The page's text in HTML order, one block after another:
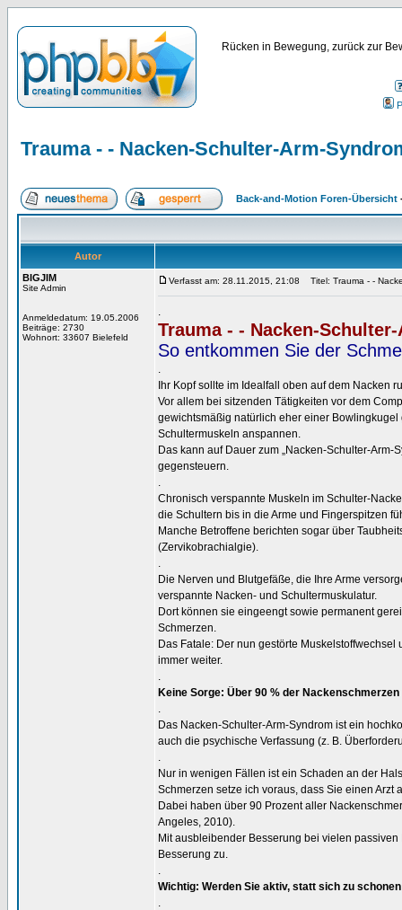
Rücken in Bewegung, zurück zur
Trauma - - Nacken-Schulter-Arm-
Back-and-Motion Foren-Übersicht
Autor
BIGJIM
Site Admin
Anmeldedatum: 19.05.2006
Beiträge: 2730
Wohnort: 33607 Bielefeld
Verfasst am: 28.11.2015, 21:08 Titel: Trauma - -
.
Trauma - - Nacken-
So entkommen Sie der
.
Ihr Kopf sollte im Idealfall oben auf dem Nacken
Vor allem bei sitzenden Tätigkeiten vor dem
gewichtsmäßig natürlich eher einer
Schultermuskeln anspannen.
Das kann auf Dauer zum „Nacken-Schulter-
gegensteuern.
.
Chronisch verspannte Muskeln im Schulter-
die Schultern bis in die Arme und Fingerspitzen
Manche Betroffene berichten sogar über
(Zervikobrachialgie).
.
Die Nerven und Blutgefäße, die Ihre Arme
verspannte Nacken- und Schultermuskulatur.
Dort können sie eingeengt sowie permanent
Schmerzen.
Das Fatale: Der nun gestörte
immer weiter.
.
Keine Sorge: Über 90 % der
.
Das Nacken-Schulter-Arm-Syndrom ist ein
auch die psychische Verfassung (z. B.
.
Nur in wenigen Fällen ist ein Schaden an der
Schmerzen setze ich voraus, dass Sie einen Arzt
Dabei haben über 90 Prozent aller
Angeles, 2010).
Mit ausbleibender Besserung bei vielen
Besserung zu.
.
Wichtig: Werden Sie aktiv, statt sich zu schonen
.